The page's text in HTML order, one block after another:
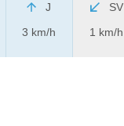
J
3 km/h
SV
1 km/h